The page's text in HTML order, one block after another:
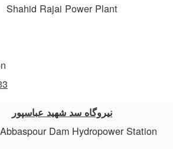
Shahid Rajai Power Plant
نیروگاه سد شهید عباسپور
Dam Hydropower Station